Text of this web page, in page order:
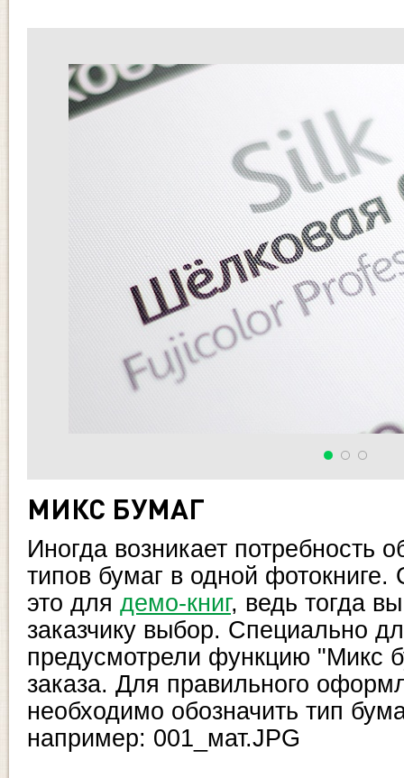
МИКС БУМАГ
Иногда возникает потребность
типов бумаг в одной фотокниге.
это для демо-книг, ведь тогда
заказчику выбор. Специально
предусмотрели функцию "Микс
заказа. Для правильного
необходимо обозначить тип
например: 001_мат.JPG